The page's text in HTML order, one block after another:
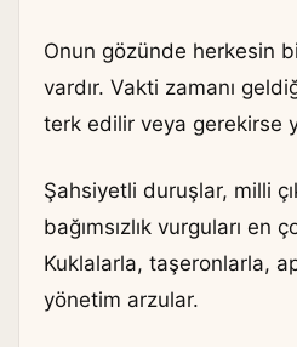
Onun gözünde herkesin
vardır. Vakti zamanı
terk edilir veya gerekirse
Şahsiyetli duruşlar, milli
bağımsızlık vurguları en
Kuklalarla, taşeronlarla,
yönetim arzular.